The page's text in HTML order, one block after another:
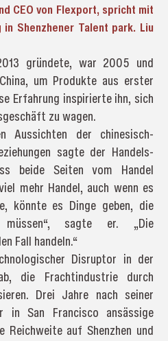
CEO von Flexport, spricht mit
Shenzhener Talent park. Liu
gründete, war 2005 und
um Produkte aus erster
Erfahrung inspirierte ihn, sich
zu wagen.
Aussichten der chinesisch-
sagte der Handels-
beide Seiten vom Handel
mehr Handel, auch wenn es
könnte es Dinge geben, die
müssen“, sagte er. „Die
Fall handeln.“
Disruptor in der
die Frachtindustrie durch
Drei Jahre nach seiner
in San Francisco ansässige
auf Shenzhen und